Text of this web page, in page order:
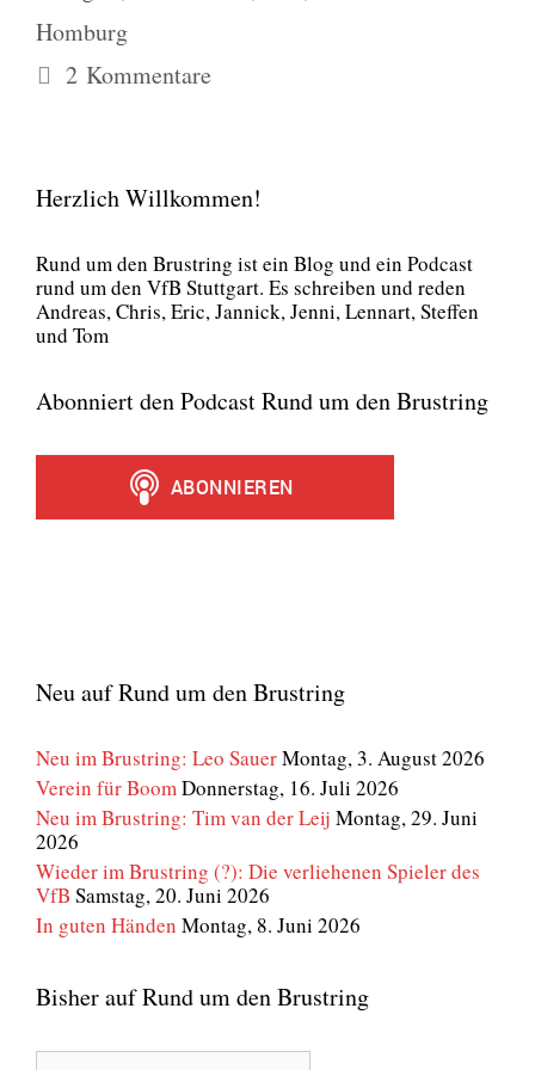
Homburg
2 Kommentare
Herzlich Willkommen!
Rund um den Brust­ring ist ein Blog und ein Pod­cast
rund um den VfB Stutt­gart. Es schrei­ben und reden
Andre­as, Chris, Eric, Jan­nick, Jen­ni, Lenn­art, Stef­fen
und Tom
Abonniert den Podcast Rund um den Brustring
Neu auf Rund um den Brustring
Neu im Brustring: Leo SauerMontag, 3. August 2026
Verein für Boom Donnerstag, 16. Juli 2026
Neu im Brustring: Tim van der Leij Montag, 29. Juni
2026
Wieder im Brustring (?): Die verliehenen Spieler des
VfB Samstag, 20. Juni 2026
In guten Händen Montag, 8. Juni 2026
Bisher auf Rund um den Brustring
Bisher